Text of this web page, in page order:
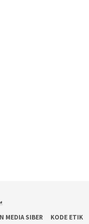
MEDIA SIBER
KODE ETIK